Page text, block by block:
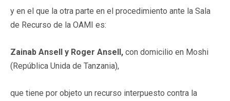
y en el que la otra parte en el procedimiento ante la Sala
de Recurso de la OAMI es:
Zainab Ansell y Roger Ansell, con domicilio en Moshi
(República Unida de Tanzania),
que tiene por objeto un recurso interpuesto contra la